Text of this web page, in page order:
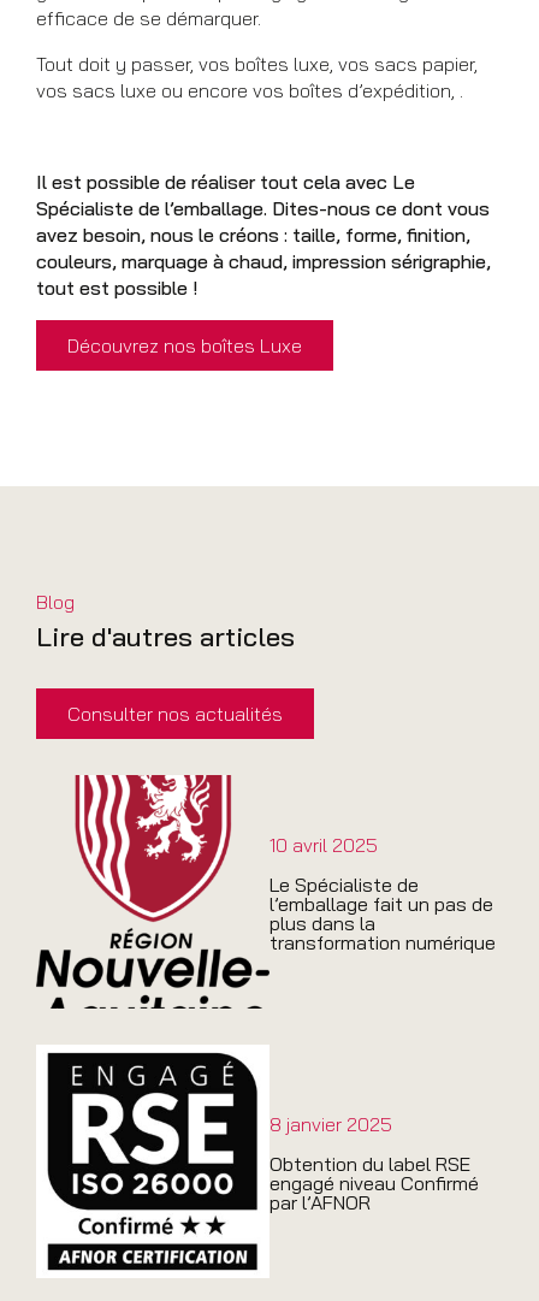
efficace de se démarquer.
Tout doit y passer, vos boîtes luxe, vos sacs papier,
vos sacs luxe ou encore vos boîtes d’expédition, .
Il est possible de réaliser tout cela avec Le
Spécialiste de l’emballage. Dites-nous ce dont vous
avez besoin, nous le créons : taille, forme, finition,
couleurs, marquage à chaud, impression sérigraphie,
tout est possible !
Découvrez nos boîtes Luxe
Blog
Lire d'autres articles
Consulter nos actualités
10 avril 2025
Le Spécialiste de
l’emballage fait un pas de
plus dans la
transformation numérique
8 janvier 2025
Obtention du label RSE
engagé niveau Confirmé
par l’AFNOR